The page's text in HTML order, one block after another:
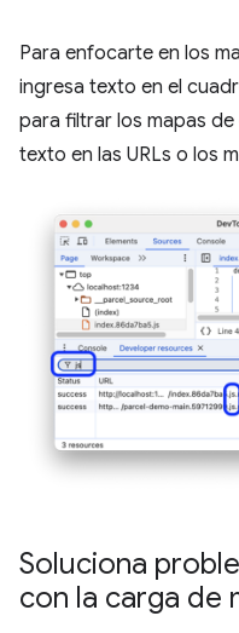
Para enfocarte en los
ingresa texto en el
para filtrar los mapas
texto en las URLs o los
Soluciona
con la carga de